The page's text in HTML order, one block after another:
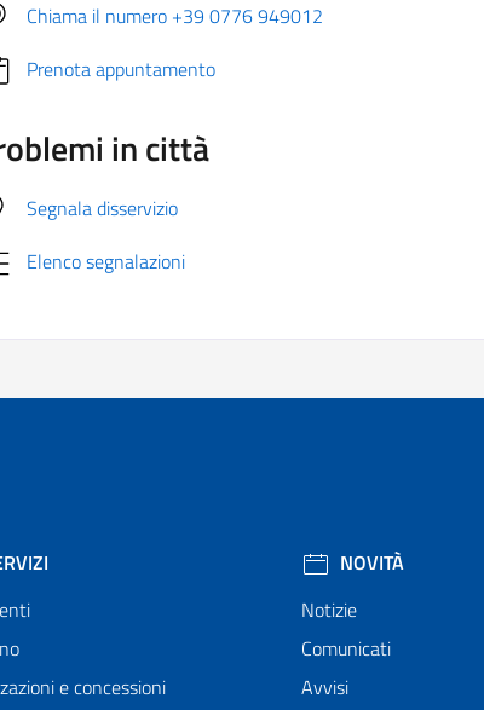
Chiama il numero +39 0776 949012
Prenota appuntamento
in città
Segnala disservizio
Elenco segnalazioni
e concessioni
NOVITÀ
Notizie
Comunicati
Avvisi